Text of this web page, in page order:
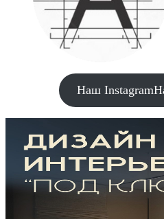
Наш Instagram